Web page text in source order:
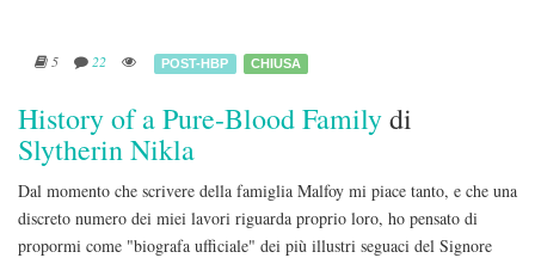
5 22 POST-HBP CHIUSA
History of a Pure-Blood Familydi
Slytherin Nikla
Dal momento che scrivere della famiglia Malfoy mi piace tanto, e che una
discreto numero dei miei lavori riguarda proprio loro, ho pensato di
propormi come "biografa ufficiale" dei più illustri seguaci del Signore